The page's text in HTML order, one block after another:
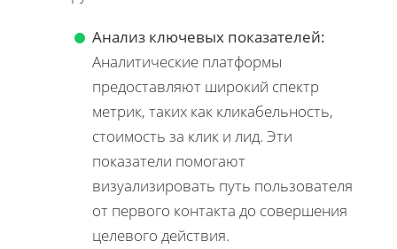
Анализ ключевых показателей:
Аналитические платформы
предоставляют широкий спектр
метрик, таких как кликабельность,
стоимость за клик и лид. Эти
показатели помогают
визуализировать путь пользователя
от первого контакта до совершения
целевого действия.